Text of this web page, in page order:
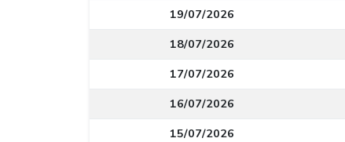
19/07/2026
18/07/2026
17/07/2026
16/07/2026
15/07/2026